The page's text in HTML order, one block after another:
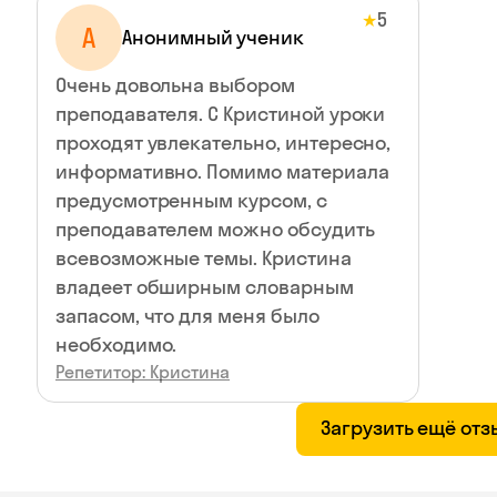
А Анонимный ученик
★5
Очень довольна выбором
преподавателя. С Кристиной уроки
проходят увлекательно, интересно,
информативно. Помимо материала
предусмотренным курсом, с
преподавателем можно обсудить
всевозможные темы. Кристина
владеет обширным словарным
запасом, что для меня было
необходимо.
Репетитор: Кристина
Загрузить ещё